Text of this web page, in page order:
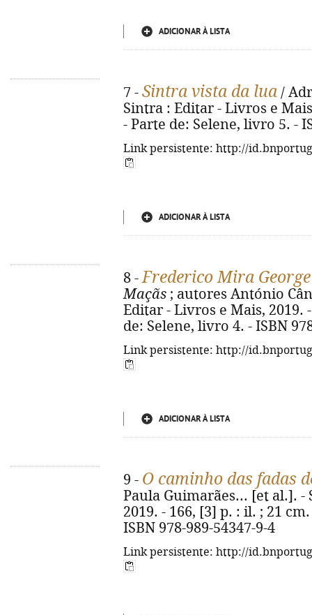
ADICIONAR À LISTA
7 - Sintra vista da lua /
Sintra : Editar - Livros e
- Parte de: Selene, livro 5. -
Link persistente: http://
ADICIONAR À LISTA
8 -Frederico Mira George
Maçãs ; autores António
Editar - Livros e Mais, 2019.
de: Selene, livro 4. - ISBN
Link persistente: http://
ADICIONAR À LISTA
9 - O caminho das fadas
Paula Guimarães... [et al.].
2019. - 166, [3] p. : il. ; 21
ISBN 978-989-54347-9-4
Link persistente: http://